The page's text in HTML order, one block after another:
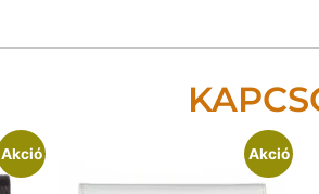
Akció Akció